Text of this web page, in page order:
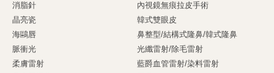
消脂針
內視鏡無痕拉皮手術
晶亮瓷
韓式雙眼皮
海鷗唇
鼻整型/結構式隆鼻/韓式隆鼻
脈衝光
光纖雷射/除毛雷射
柔膚雷射
藍爵血管雷射/染料雷射